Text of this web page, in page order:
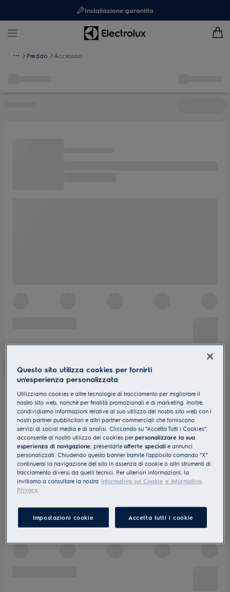
Installazione garantita
Freddo Accessori
Questo sito utilizza cookies per fornirti
un'esperienza personalizzata
Utilizziamo cookies e altre tecnologie di tracciamento per migliorare il
nostro sito web, nonchè per finalità promozionali e di marketing. Inoltre,
condividiamo informazioni relative al suo utilizzo del nostro sito web con i
nostri partner pubblicitari e altri partner commerciali che forniscono
servizi di social media e di analisi. Cliccando su “Accetta Tutti i Cookies”,
acconsente al nostro utilizzo dei cookies perpersonalizzare la sua
esperienza di navigazione, presentarleofferte speciali e annunci
personalizzati. Chiudendo questo banner tramite l’apposito comando “X”
continuerai la navigazione del sito in assenza di cookie o altri strumenti di
tracciamento diversi da quelli tecnici. Per ulteriori informazioni, la
invitiamo a consultare la nostra Informativa sui Cookie e Informativa
Privacy.
Impostazioni cookie Accetta tutti i cookie